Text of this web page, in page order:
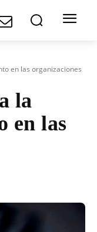
en las organizaciones
la
en las